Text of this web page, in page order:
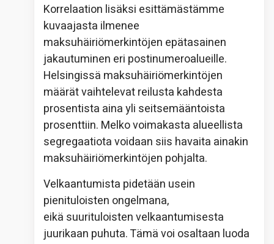
Korrelaation lisäksi esittämästämme
kuvaajasta ilmenee
maksuhäiriömerkintöjen epätasainen
jakautuminen eri postinumeroalueille.
Helsingissä maksuhäiriömerkintöjen
määrät vaihtelevat reilusta kahdesta
prosentista aina yli seitsemääntoista
prosenttiin. Melko voimakasta alueellista
segregaatiota voidaan siis havaita ainakin
maksuhäiriömerkintöjen pohjalta.
Velkaantumista pidetään usein
pienituloisten ongelmana,
eikä suurituloisten velkaantumisesta
juurikaan puhuta. Tämä voi osaltaan luoda